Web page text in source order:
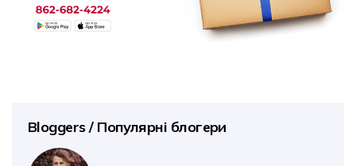
Bloggers / Популярні блогери